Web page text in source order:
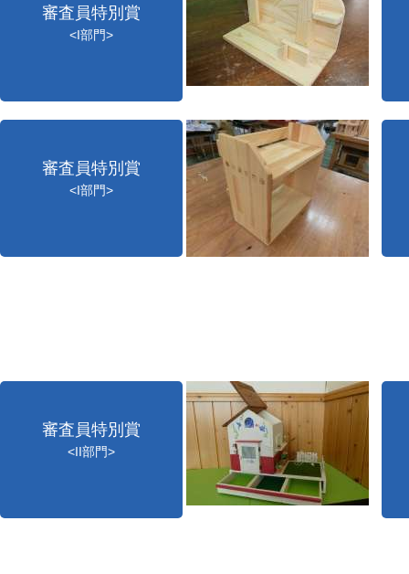
審査員特別賞
<I部門>
審査員特別賞
<I部門>
審査員特別賞
<II部門>